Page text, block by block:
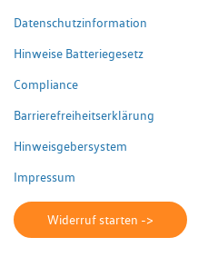
Datenschutzinformation
Hinweise Batteriegesetz
Compliance
Barrierefreiheitserklärung
Hinweisgebersystem
Impressum
Widerruf starten ->